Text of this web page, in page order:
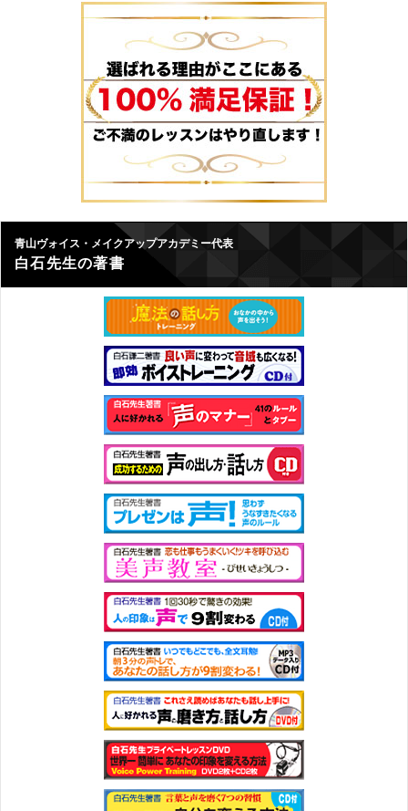
青山ヴォイス・メイクアップアカデミー代表
白石先生の著書